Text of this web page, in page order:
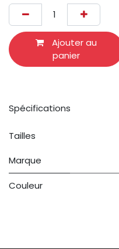
Ajouter au
panier
Spécifications
Tailles
Marque
Couleur